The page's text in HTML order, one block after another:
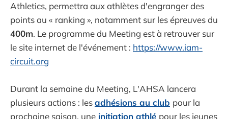
Athletics, permettra aux athlètes d'engranger des
points au « ranking », notamment sur les épreuves du
400m. Le programme du Meeting est à retrouver sur
le site internet de l'événement : https://www.iam-
circuit.org
Durant la semaine du Meeting, L'AHSA lancera
plusieurs actions : lesadhésions au club pour la
prochaine saison, une initiation athlé pour les jeunes